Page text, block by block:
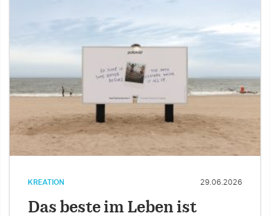
KREATION 29.06.2026
Das beste im Leben ist